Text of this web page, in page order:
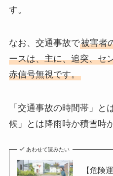
す。
なお、交通事故で被害者
ースは、主に、追突、セ
赤信号無視です。
「交通事故の時間帯」と
候」とは降雨時か積雪時
あわせて読みたい
【危険